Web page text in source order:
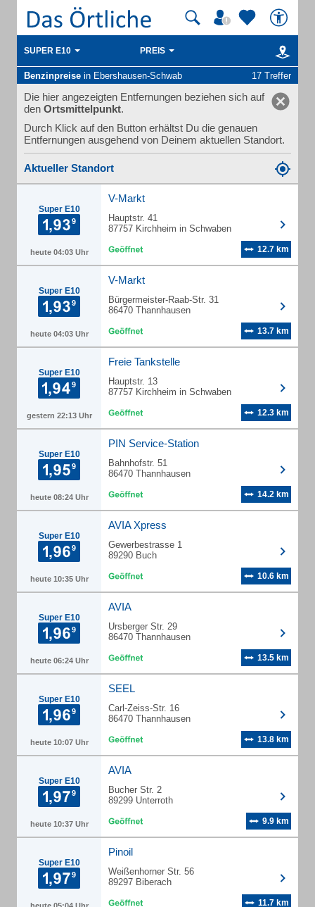
SUPER E10 PREIS
Benzinpreise in Ebershausen-Schwab 17 Treffer
Die hier angezeigten Entfernungen beziehen sich auf
den Ortsmittelpunkt.
Durch Klick auf den Button erhältst Du die genauen
Entfernungen ausgehend von Deinem aktuellen Standort.
Aktueller Standort
Super E10
heute 04:03 Uhr
V-Markt
Hauptstr. 41
87757 Kirchheim in Schwaben
12.7 km
Super E10
heute 04:03 Uhr
V-Markt
Bürgermeister-Raab-Str. 31
86470 Thannhausen
13.7 km
Super E10
gestern 22:13 Uhr
Freie Tankstelle
Hauptstr. 13
87757 Kirchheim in Schwaben
12.3 km
Super E10
heute 08:24 Uhr
PIN Service-Station
Bahnhofstr. 51
86470 Thannhausen
14.2 km
Super E10
heute 10:35 Uhr
AVIA Xpress
Gewerbestrasse 1
89290 Buch
10.6 km
Super E10
heute 06:24 Uhr
AVIA
Ursberger Str. 29
86470 Thannhausen
13.5 km
Super E10
heute 10:07 Uhr
SEEL
Carl-Zeiss-Str. 16
86470 Thannhausen
13.8 km
Super E10
heute 10:37 Uhr
AVIA
Bucher Str. 2
89299 Unterroth
9.9 km
Super E10
Pinoil
Weißenhorner Str. 56
89297 Biberach
11.7 km